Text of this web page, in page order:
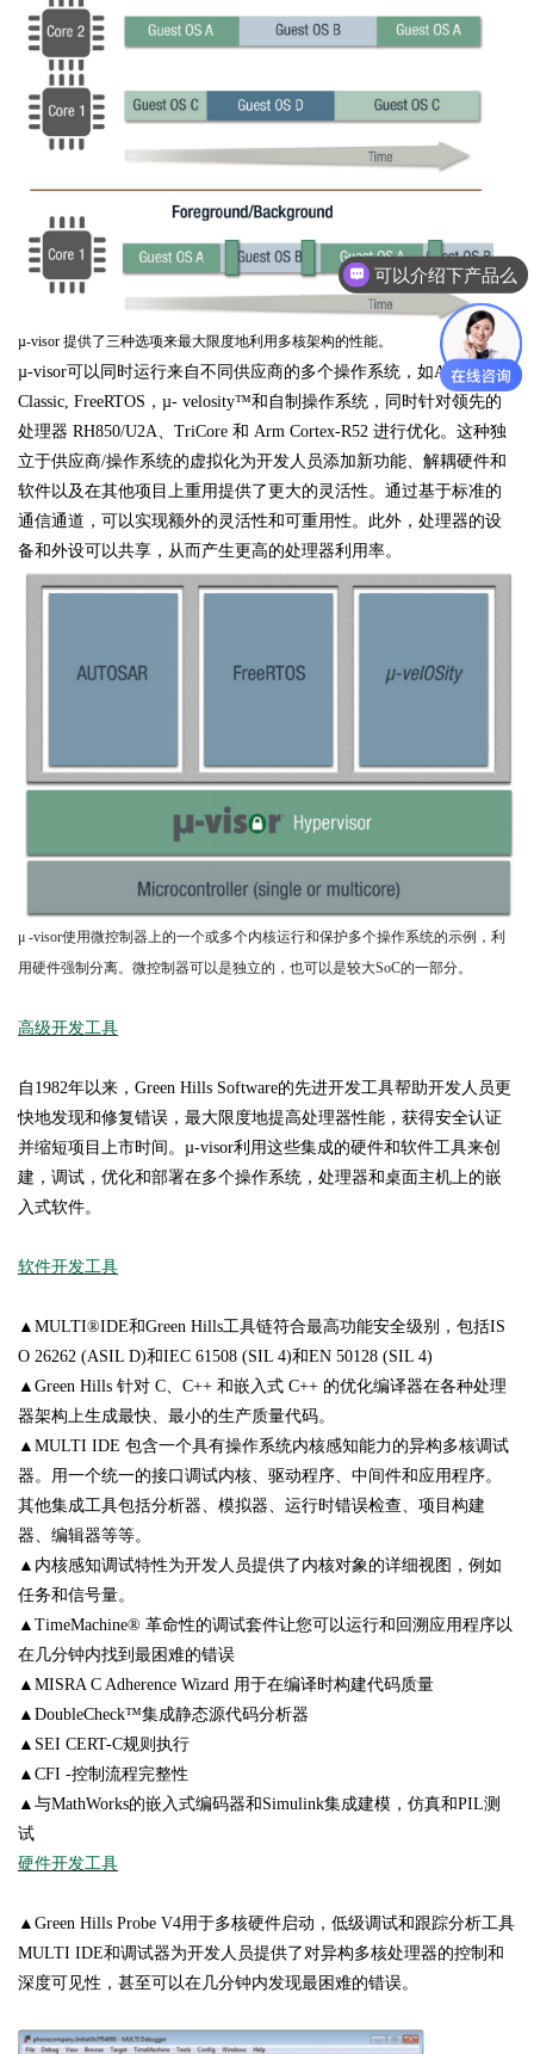
µ-visor 提供了三种选项来最大限度地利用多核架构的性能。
µ-visor可以同时运行来自不同供应商的多个操作系统，如AUTOSAR
Classic, FreeRTOS，µ- velosity™和自制操作系统，同时针对领先的
处理器 RH850/U2A、TriCore 和 Arm Cortex-R52 进行优化。这种独
立于供应商/操作系统的虚拟化为开发人员添加新功能、解耦硬件和
软件以及在其他项目上重用提供了更大的灵活性。通过基于标准的
通信通道，可以实现额外的灵活性和可重用性。此外，处理器的设
备和外设可以共享，从而产生更高的处理器利用率。
μ -visor使用微控制器上的一个或多个内核运行和保护多个操作系统的示例，利
用硬件强制分离。微控制器可以是独立的，也可以是较大SoC的一部分。
高级开发工具
自1982年以来，Green Hills Software的先进开发工具帮助开发人员更
快地发现和修复错误，最大限度地提高处理器性能，获得安全认证
并缩短项目上市时间。µ-visor利用这些集成的硬件和软件工具来创
建，调试，优化和部署在多个操作系统，处理器和桌面主机上的嵌
入式软件。
软件开发工具
▲MULTI®IDE和Green Hills工具链符合最高功能安全级别，包括IS
O 26262 (ASIL D)和IEC 61508 (SIL 4)和EN 50128 (SIL 4)
▲Green Hills 针对 C、C++ 和嵌入式 C++ 的优化编译器在各种处理
器架构上生成最快、最小的生产质量代码。
▲MULTI IDE 包含一个具有操作系统内核感知能力的异构多核调试
器。用一个统一的接口调试内核、驱动程序、中间件和应用程序。
其他集成工具包括分析器、模拟器、运行时错误检查、项目构建
器、编辑器等等。
▲内核感知调试特性为开发人员提供了内核对象的详细视图，例如
任务和信号量。
▲TimeMachine® 革命性的调试套件让您可以运行和回溯应用程序以
在几分钟内找到最困难的错误
▲MISRA C Adherence Wizard 用于在编译时构建代码质量
▲DoubleCheck™集成静态源代码分析器
▲SEI CERT-C规则执行
▲CFI -控制流程完整性
▲与MathWorks的嵌入式编码器和Simulink集成建模，仿真和PIL测
试
硬件开发工具
▲Green Hills Probe V4用于多核硬件启动，低级调试和跟踪分析工具
MULTI IDE和调试器为开发人员提供了对异构多核处理器的控制和
深度可见性，甚至可以在几分钟内发现最困难的错误。
可以介绍下产品么